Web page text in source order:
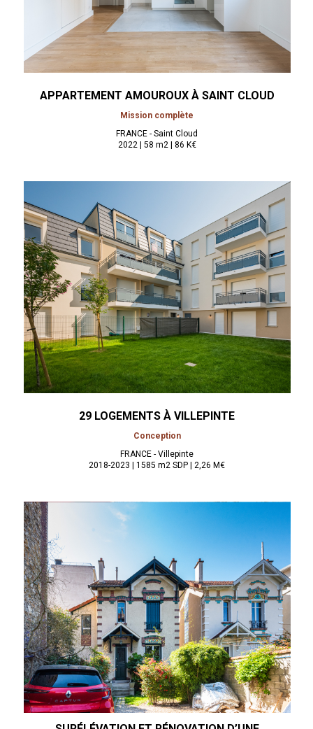
APPARTEMENT AMOUROUX À SAINT CLOUD
Mission complète
FRANCE - Saint Cloud
2022 | 58 m2 | 86 K€
29 LOGEMENTS ÀVILLEPINTE
Conception
FRANCE - Villepinte
2018-2023 | 1585 m2 SDP | 2,26 M€